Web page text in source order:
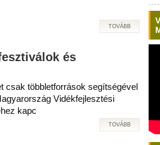
TOVÁBB
és
csak többletforrások segítségével
Vidékfejlesztési
kapc
TOVÁBB